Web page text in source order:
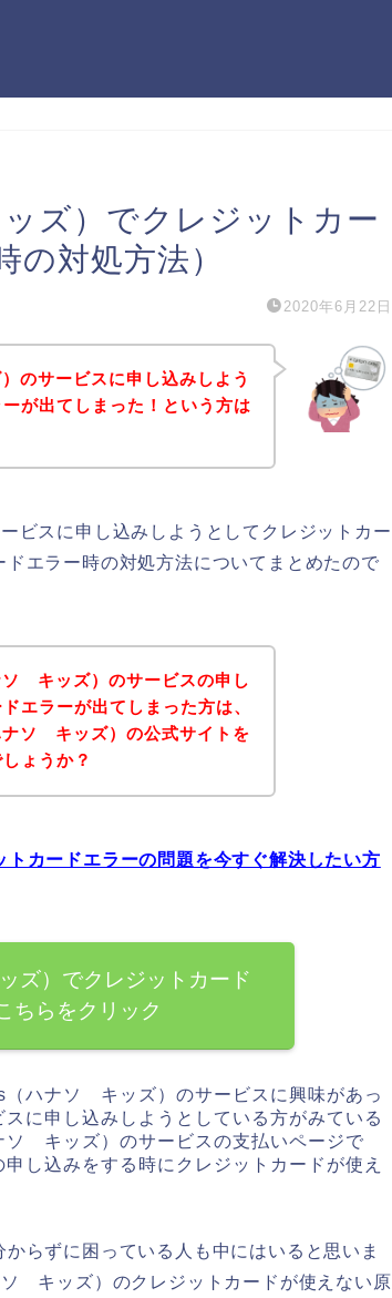
ズ）でクレジットカー
の対処方法）
2020年6月22日
サービスに申し込みしよう
が出てしまった！という方は
スに申し込みしようとしてクレジットカー
エラー時の対処方法についてまとめたので
キッズ）のサービスの申し
エラーが出てしまった方は、
ソ キッズ）の公式サイトを
ょうか？
カードエラーの問題を今すぐ解決したい方
ズ）でクレジットカード
ちらをクリック
ハナソ キッズ）のサービスに興味があっ
に申し込みしようとしている方がみている
キッズ）のサービスの支払いページで
し込みをする時にクレジットカードが使え
らずに困っている人も中にはいると思いま
キッズ）のクレジットカードが使えない原